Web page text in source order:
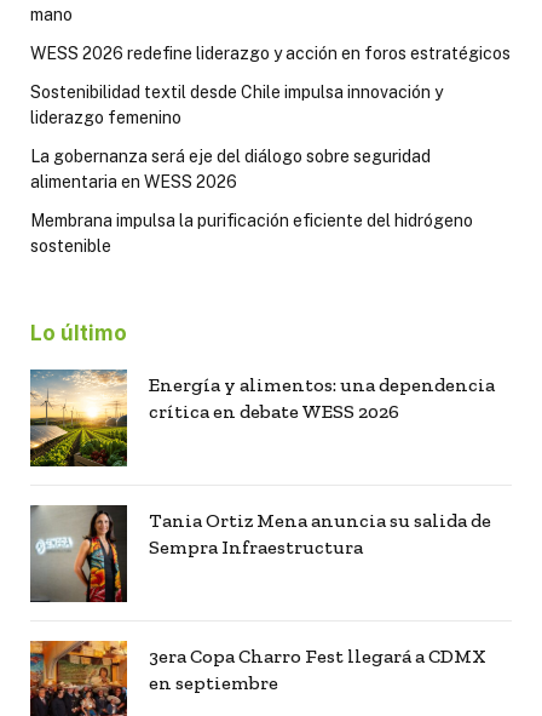
mano
WESS 2026 redefine liderazgo y acción en foros estratégicos
Sostenibilidad textil desde Chile impulsa innovación y
liderazgo femenino
La gobernanza será eje del diálogo sobre seguridad
alimentaria en WESS 2026
Membrana impulsa la purificación eficiente del hidrógeno
sostenible
Lo último
Energía y alimentos: una dependencia
crítica en debate WESS 2026
Tania Ortiz Mena anuncia su salida de
Sempra Infraestructura
3era Copa Charro Fest llegará a CDMX
en septiembre